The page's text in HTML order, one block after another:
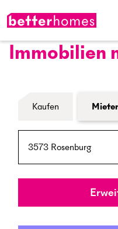
Immobilien
Formular
Kaufen
Umkreis